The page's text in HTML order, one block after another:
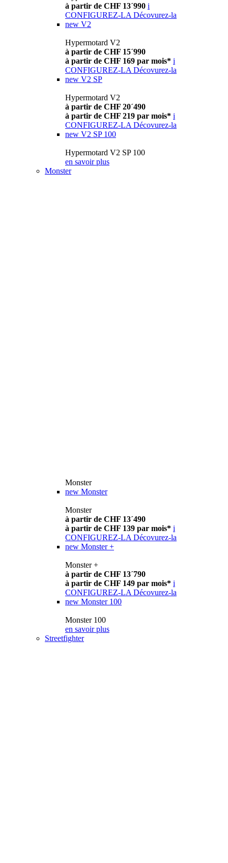
à partir de CHF 13´990 i
CONFIGUREZ-LA Décovurez-la
new V2
Hypermotard V2
à partir de CHF 15´990
à partir de CHF 169 par mois* i
CONFIGUREZ-LA Décovurez-la
new V2 SP
Hypermotard V2
à partir de CHF 20´490
à partir de CHF 219 par mois* i
CONFIGUREZ-LA Décovurez-la
new V2 SP 100
Hypermotard V2 SP 100
en savoir plus
Monster
Monster
new Monster
Monster
à partir de CHF 13´490
à partir de CHF 139 par mois* i
CONFIGUREZ-LA Décovurez-la
new Monster +
Monster +
à partir de CHF 13´790
à partir de CHF 149 par mois* i
CONFIGUREZ-LA Décovurez-la
new Monster 100
Monster 100
en savoir plus
Streetfighter